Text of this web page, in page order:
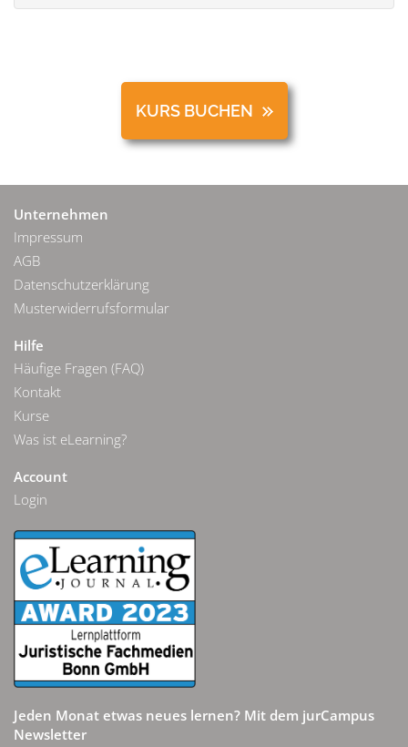
KURS BUCHEN
Unternehmen
Impressum
AGB
Datenschutzerklärung
Musterwiderrufsformular
Hilfe
Häufige Fragen (FAQ)
Kontakt
Kurse
Was ist eLearning?
Account
Login
Jeden Monat etwas neues lernen? Mit dem jurCampus
Newsletter